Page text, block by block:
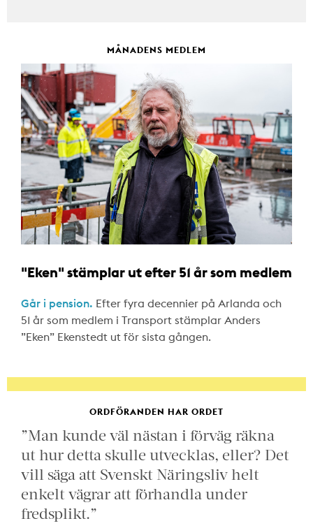
MÅNADENS MEDLEM
"Eken" stämplar ut efter 51 år som medlem
Går i pension. Efter fyra decennier på Arlanda och
51 år som medlem i Transport stämplar Anders
”Eken” Ekenstedt ut för sista gången.
ORDFÖRANDEN HAR ORDET
”Man kunde väl nästan i förväg räkna
ut hur detta skulle utvecklas, eller? Det
vill säga att Svenskt Näringsliv helt
enkelt vägrar att förhandla under
fredsplikt.”